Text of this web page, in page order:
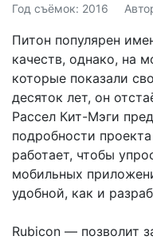
Год съёмок: 2016
Питон популярен
качеств, однако, на
которые показали
десяток лет, он
Рассел Кит-Мэги
подробности
работает, чтобы
мобильных
удобной, как и
Rubicon — позволит